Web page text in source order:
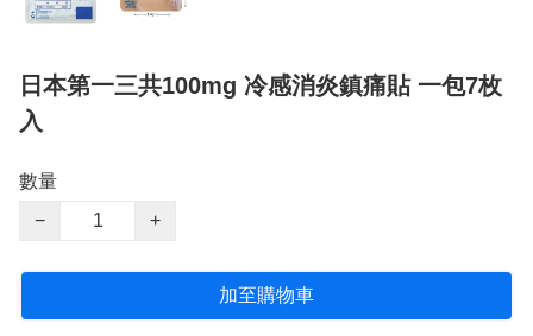
日本第一三共100mg 冷感消炎鎮痛貼 一包7枚
入
數量
−
+
加至購物車